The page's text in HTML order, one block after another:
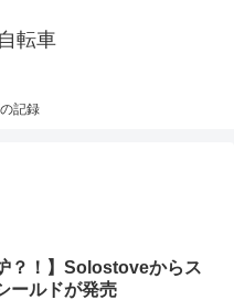
転車
記録
？！】Solostoveからス
ールドが発売